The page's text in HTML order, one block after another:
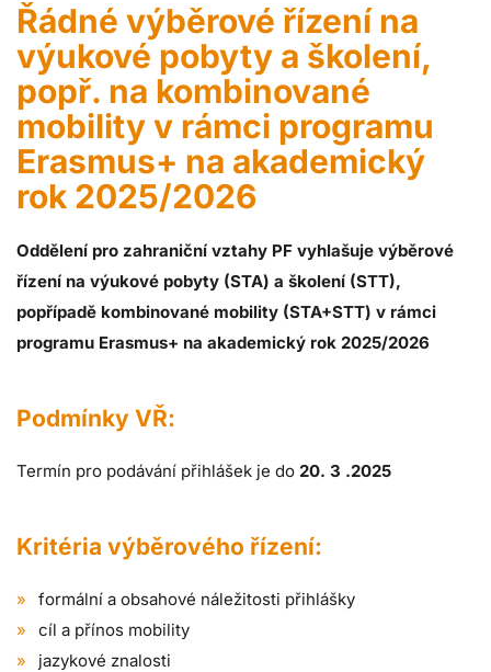
Řádné výběrové řízení na
výukové pobyty a školení,
popř. na kombinované
mobility v rámci programu
Erasmus+ na akademický
rok 2025/2026
Oddělení pro zahraniční vztahy PF vyhlašuje výběrové
řízení na výukové pobyty (STA) a školení (STT),
popřípadě kombinované mobility (STA+STT) v rámci
programu Erasmus+ na akademický rok 2025/2026
Podmínky VŘ:
Termín pro podávání přihlášek je do 20. 3 .2025
Kritéria výběrového řízení:
formální a obsahové náležitosti přihlášky
cíl a přínos mobility
jazykové znalosti